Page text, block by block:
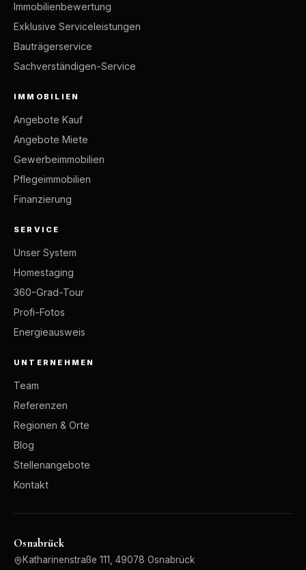
Immobilienbewertung
Exklusive Serviceleistungen
Bauträgerservice
Sachverständigen-Service
IMMOBILIEN
Angebote Kauf
Angebote Miete
Gewerbeimmobilien
Pflegeimmobilien
Finanzierung
SERVICE
Unser System
Homestaging
360-Grad-Tour
Profi-Fotos
Energieausweis
UNTERNEHMEN
Team
Referenzen
Regionen & Orte
Blog
Stellenangebote
Kontakt
Osnabrück
Katharinenstraße 111, 49078 Osnabrück